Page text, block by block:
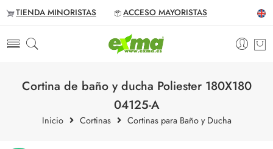
TIENDA MINORISTAS ACCESO MAYORISTAS
Cortina de baño y ducha Poliester 180X180
04125-A
Inicio Cortinas Cortinas para Baño y Ducha